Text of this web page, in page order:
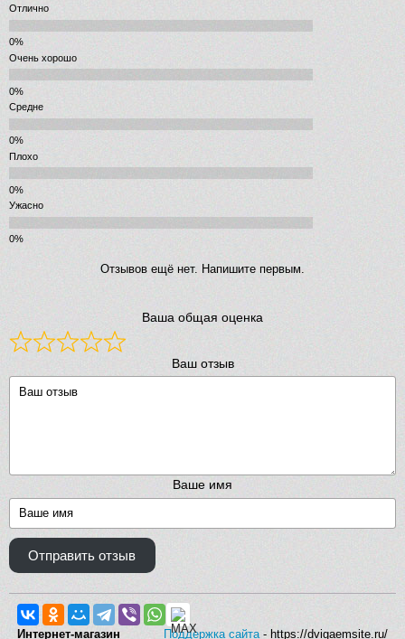
Отлично
Очень хорошо
Средне
Плохо
Ужасно
Отзывов ещё нет. Напишите первым.
Ваша общая оценка
Ваш отзыв
Ваше имя
Отправить отзыв
Поддержка сайта- https://dvigaemsite.ru/
Интернет-магазин